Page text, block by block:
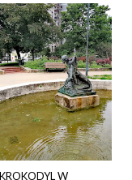
KROKODYL W